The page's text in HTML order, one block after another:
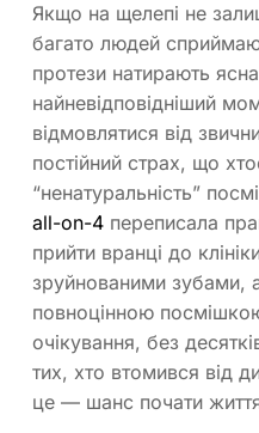
Якщо на щелепі не
багато людей
протези натирають
найневідповідніший
відмовлятися від
постійний страх, що
“ненатуральність”
all-on-4 переписала
прийти вранці до
зруйнованими зубами,
повноцінною
очікування, без
тих, хто втомився від
це — шанс почати